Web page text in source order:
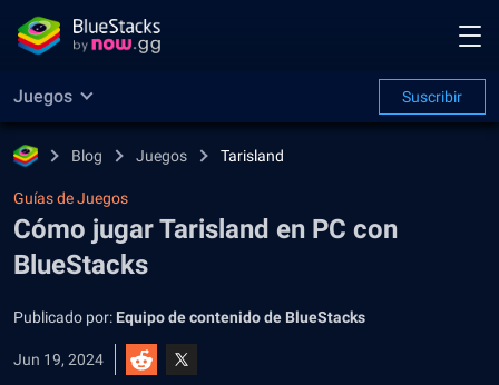
Juegos Suscribir
Blog Juegos Tarisland
Guías de Juegos
Cómo jugar Tarisland en PC con
BlueStacks
Publicado por: Equipo de contenido de BlueStacks
Jun 19, 2024